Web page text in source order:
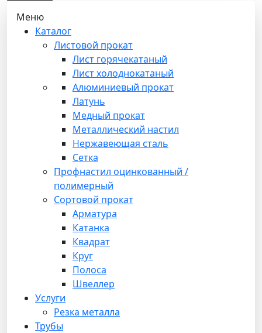
Меню
Каталог
Листовой прокат
Лист горячекатаный
Лист холоднокатаный
Алюминиевый прокат
Латунь
Медный прокат
Металлический настил
Нержавеющая сталь
Сетка
Профнастил оцинкованный /
полимерный
Сортовой прокат
Арматура
Катанка
Квадрат
Круг
Полоса
Швеллер
Услуги
Резка металла
Трубы